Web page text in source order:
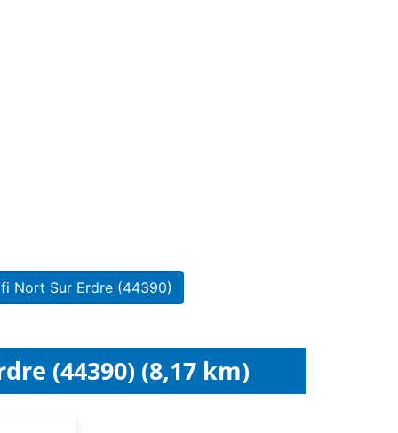
Nort Sur Erdre (44390)
(44390) (8,17 km)